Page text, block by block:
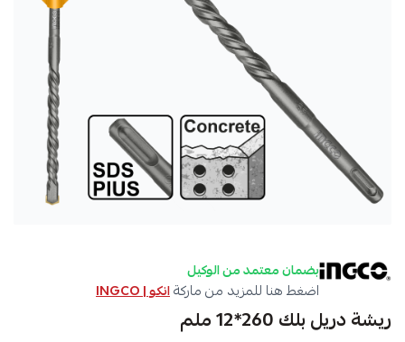
بضمان معتمد من الوكيل
اضغط هنا للمزيد من ماركةانكو | INGCO
ريشة دريل بلك 260*12 ملم